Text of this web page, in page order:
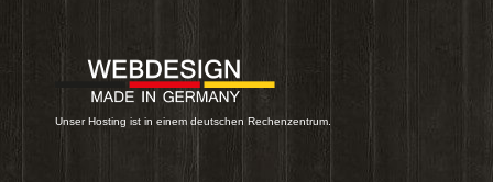
Unser Hosting ist in einem deutschen Rechenzentrum.